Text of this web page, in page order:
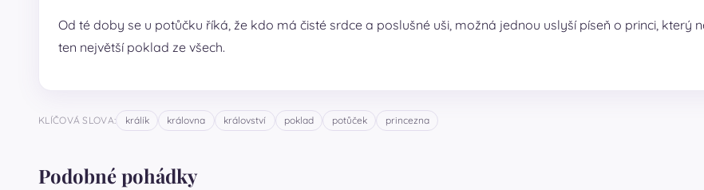
Od té doby se u potůčku říká, že kdo má čisté srdce a poslušné uši, možná jednou uslyší píseň o princi,
ten největší poklad ze všech.
KLÍČOVÁ SLOVA: králík královna království poklad potůček princezna
Podobné pohádky